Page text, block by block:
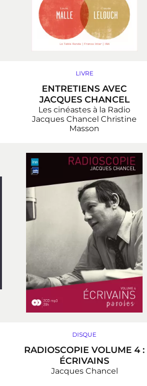
LIVRE
ENTRETIENS AVEC
JACQUES CHANCEL
Les cinéastes à la Radio
Jacques Chancel Christine
Masson
DISQUE
RADIOSCOPIE VOLUME 4 :
ÉCRIVAINS
Jacques Chancel